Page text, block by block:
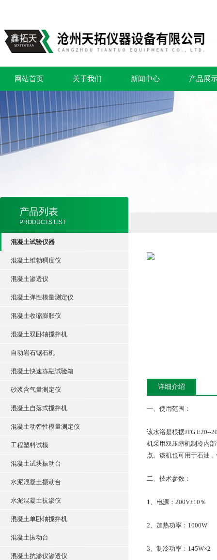
网站首页 关于我们 新闻中心 产品展
产品列表
PRODUCTS LIST
混凝土试验仪器
混凝土维勃稠度仪
混凝土渗透仪
混凝土弹性模量测定仪
混凝土收缩膨胀仪
混凝土双卧轴搅拌机
自动岩石锯石机
混凝土快速冻融试验箱
砂浆含气量测定仪
混凝土自落式搅拌机
混凝土动弹性模量测定仪
工程塑料试模
混凝土试块振动台
水泥混凝土振动台
水泥混凝土抗渗仪
混凝土单卧轴搅拌机
混凝土振动台
混凝土抗渗仪渗透仪
详细介绍
一、使用范围：
该水浴是根据JTG E20--
机采用双压缩机制冷内
点。该机也可用于石油
二、技术参数：
1、电源：200V±10
2、加热功率：1000W
3、制冷功率：145W×2